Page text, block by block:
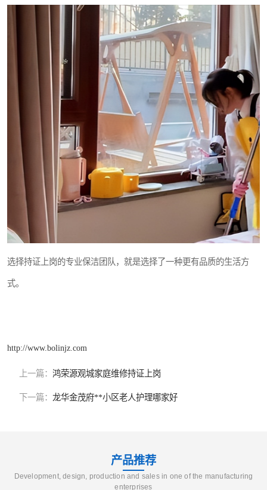
选择持证上岗的专业保洁团队，就是选择了一种更有品质的生活方
式。
http://www.bolinjz.com
上一篇： 鸿荣源观城家庭维修持证上岗
下一篇： 龙华金茂府**小区老人护理哪家好
产品推荐
Development, design, production and sales in one of the manufacturing
enterprises